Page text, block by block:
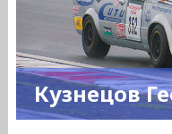
Кузнецов